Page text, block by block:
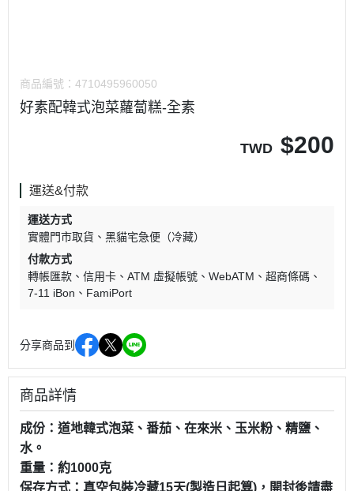
商品編號： 4710495960050
好素配韓式泡菜蘿蔔糕-全素
TWD $200
運送&付款
運送方式
實體門市取貨
黑貓宅急便（冷藏）
付款方式
轉帳匯款
信用卡 ATM 虛擬帳號 WebATM
超商條碼
7-11 iBon
FamiPort
分享商品到
商品詳情
成份：道地韓式泡菜、番茄、在來米、玉米粉、精鹽、
水。
重量：約1000克
保存方式：真空包裝冷藏15天(製造日起算)，開封後請盡